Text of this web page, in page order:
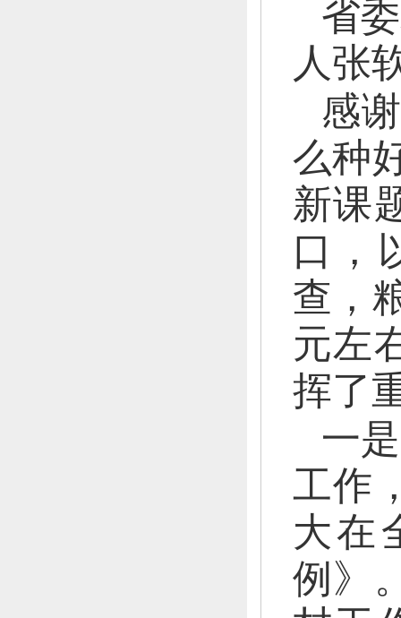
省
人张
感
么种
新课
口，
查，
元左
挥了
一
工作
大在
例》